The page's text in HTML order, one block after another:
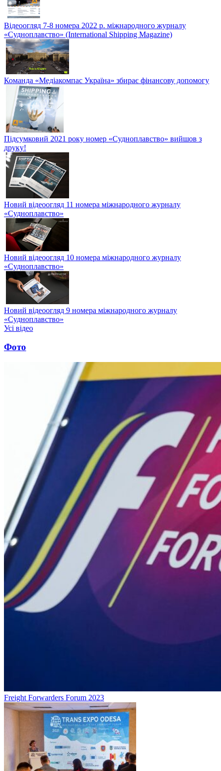
Відеоогляд 7-8 номера 2022 р. міжнародного журналу
«Судноплавство» (International Shipping Magazine)
Команда «Медіакомпас Україна» збирає фінансову допомогу
Підсумковий 2021 року номер «Судноплавство» вийшов з
друку!
Новий відеоогляд 11 номера міжнародного журналу
«Судноплавство»
Новий відеоогляд 10 номера міжнародного журналу
«Судноплавство»
Новий відеоогляд 9 номера міжнародного журналу
«Судноплавство»
Усі відео
Фото
Freight Forwarders Forum 2023